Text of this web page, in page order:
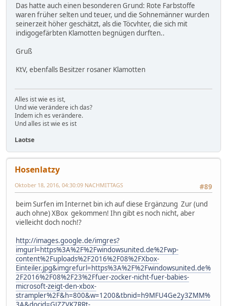
Das hatte auch einen besonderen Grund: Rote Farbstoffe
waren früher selten und teuer, und die Sohnemänner wurden
seinerzeit höher geschätzt, als die Töcvhter, die sich mit
indigogefärbten Klamotten begnügen durften..
Gruß
KtV, ebenfalls Besitzer rosaner Klamotten
Alles ist wie es ist,
Und wie verändere ich das?
Indem ich es verändere.
Und alles ist wie es ist
Laotse
Hosenlatzy
#89
Oktober 18, 2016, 04:30:09 NACHMITTAGS
beim Surfen im Internet bin ich auf diese Ergänzung Zur (und
auch ohne) XBox gekommen! Ihn gibt es noch nicht, aber
vielleicht doch noch!?
http://images.google.de/imgres?
imgurl=https%3A%2F%2Fwindowsunited.de%2Fwp-
content%2Fuploads%2F2016%2F08%2FXbox-
Einteiler.jpg&imgrefurl=https%3A%2F%2Fwindowsunited.de%
2F2016%2F08%2F23%2Ffuer-zocker-nicht-fuer-babies-
microsoft-zeigt-den-xbox-
strampler%2F&h=800&w=1200&tbnid=h9MFU4Ge2y3ZMM%